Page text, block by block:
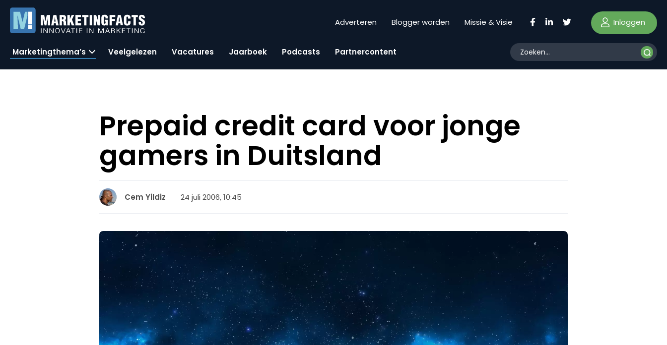
Adverteren Blogger worden Missie & Visie Inloggen
Marketingthema’s Veelgelezen Vacatures Jaarboek Podcasts Partnercontent
Prepaid credit card voor jonge
gamers in Duitsland
Cem Yildiz 24 juli 2006, 10:45